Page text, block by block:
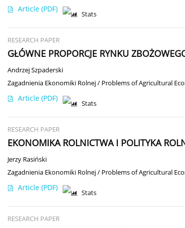
Article (PDF)
Stats
RESEARCH PAPER
GŁÓWNE PROPORCJE RYNKU
Andrzej Szpaderski
Zagadnienia Ekonomiki Rolnej / Problems of Agricultural
Article (PDF)
Stats
RESEARCH PAPER
EKONOMIKA ROLNICTWA I POLITYKA
Jerzy Rasiński
Zagadnienia Ekonomiki Rolnej / Problems of Agricultural
Article (PDF)
Stats
RESEARCH PAPER